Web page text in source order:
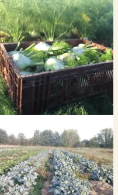
sur le marché de Saulieu le
Autunnois
Vesvre 71400 Dracy-Saint-Loup
et par mail